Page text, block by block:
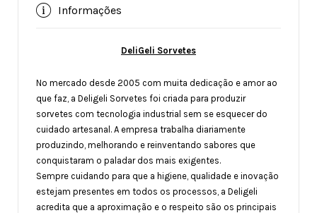
Informações
DeliGeli Sorvetes
No mercado desde 2005 com muita dedicação e amor ao
que faz, a Deligeli Sorvetes foi criada para produzir
sorvetes com tecnologia industrial sem se esquecer do
cuidado artesanal. A empresa trabalha diariamente
produzindo, melhorando e reinventando sabores que
conquistaram o paladar dos mais exigentes.
Sempre cuidando para que a higiene, qualidade e inovação
estejam presentes em todos os processos, a Deligeli
acredita que a aproximação e o respeito são os principais